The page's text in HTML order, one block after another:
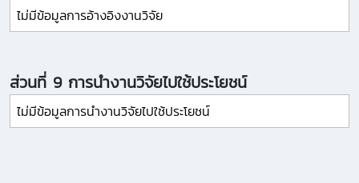
ไม่มีข้อมูลการอ้างอิงงานวิจัย
ส่วนที่ 9 การนำงานวิจัยไปใช้ประโยชน์
ไม่มีข้อมูลการนำงานวิจัยไปใช้ประโยชน์